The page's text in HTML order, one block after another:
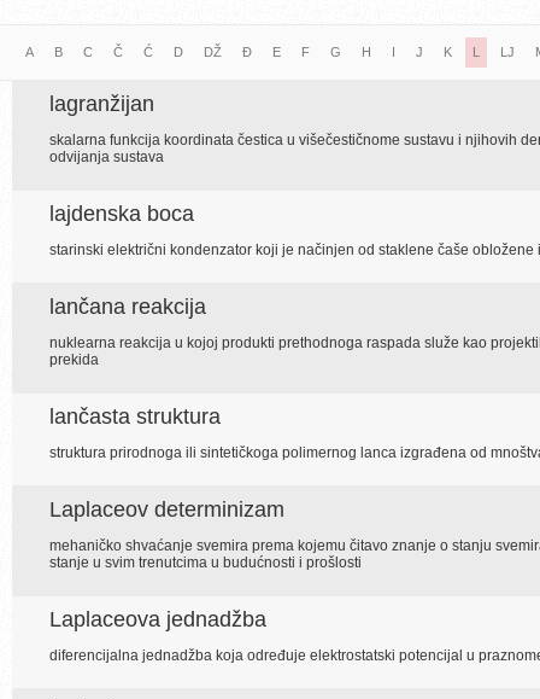
A B C Č Ć D DŽ Đ E F G H I J K L LJ
lagranžijan
skalarna funkcija koordinata čestica u višečestičnome sustavu i njihovih
odvijanja sustava
lajdenska boca
starinski električni kondenzator koji je načinjen od staklene čaše
lančana reakcija
nuklearna reakcija u kojoj produkti prethodnoga raspada služe kao
prekida
lančasta struktura
struktura prirodnoga ili sintetičkoga polimernog lanca izgrađena od
Laplaceov determinizam
mehaničko shvaćanje svemira prema kojemu čitavo znanje o stanju
stanje u svim trenutcima u budućnosti i prošlosti
Laplaceova jednadžba
diferencijalna jednadžba koja određuje elektrostatski potencijal u